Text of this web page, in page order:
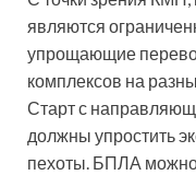
являются
упрощающие
комплексов на
Старт с
должны упростить
пехоты. БПЛА можно